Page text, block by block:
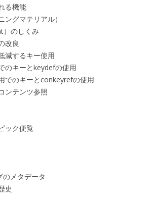
る機能
グマテリアル）
のしくみ
改良
するキー使用
キーとkeydefの使用
キーとconkeyrefの使用
テンツ参照
ック便覧
メタデータ
史